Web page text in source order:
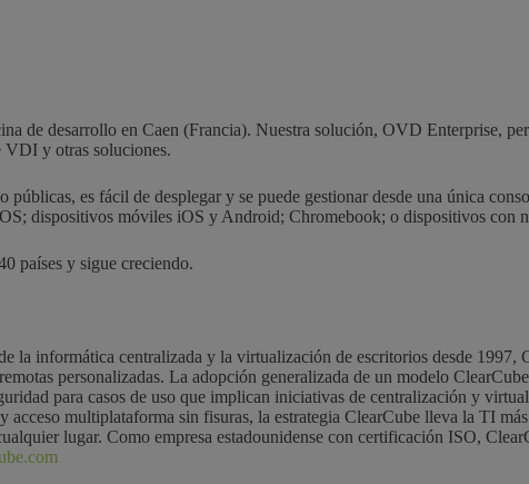
de desarrollo en Caen (Francia). Nuestra solución, OVD Enterprise,
VDI y otras soluciones.
es fácil de desplegar y se puede gestionar desde una única
dispositivos móviles iOS y Android; Chromebook; o dispositivos con
países y sigue creciendo.
la informática centralizada y la virtualización de escritorios desde
personalizadas. La adopción generalizada de un modelo
para casos de uso que implican iniciativas de centralización y
acceso multiplataforma sin fisuras, la estrategia ClearCube lleva la TI
lugar. Como empresa estadounidense con certificación ISO,